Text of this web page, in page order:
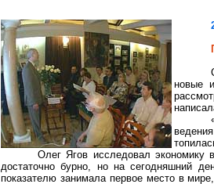
новые
ОлегЯгов исследовал экономику
достаточно бурно, но на сегодняшний
показателю занимала первое место в